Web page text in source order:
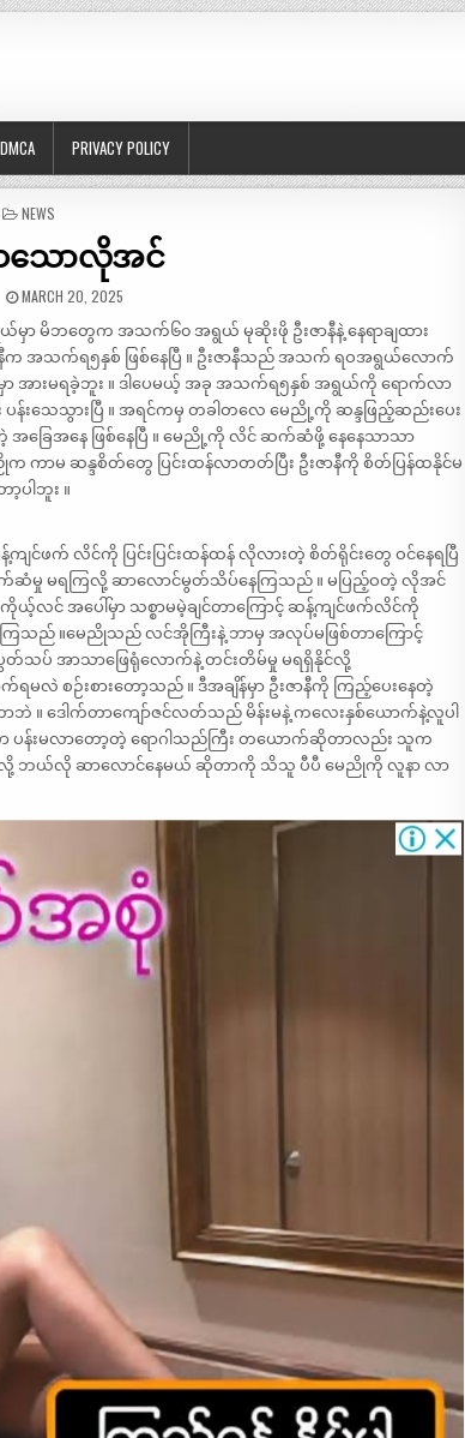
DMCA PRIVACY POLICY
POSTED
NEWS
သောလိုအင်
MARCH 20, 2025
မိဘတွေက အသက်၆၀ အရွယ် မုဆိုးဖို ဦးဇာနီနဲ့ နေရာချထား
အသက်ရ၅နှစ် ဖြစ်နေပြီ ။ ဦးဇာနီသည် အသက် ရဝအရွယ်လောက်
ာ အားမရခဲ့ဘူး ။ ဒါပေမယ့် အခု အသက်ရ၅နှစ် အရွယ်ကို ရောက်လာ
န်းသေသွားပြီ ။ အရင်ကမှ တခါတလေ မေညို့ကို ဆန္ဒဖြည့်ဆည်းပေး
ခြေအနေ ဖြစ်နေပြီ ။ မေညို့ကို လိင် ဆက်ဆံဖို့ နေနေသာသာ
မ ဆန္ဒစိတ်တွေ ပြင်းထန်လာတတ်ပြီး ဦးဇာနီကို စိတ်ပြန်ထနိုင်မ
ပါဘူး ။
ဖက် လိင်ကို ပြင်းပြင်းထန်ထန် လိုလားတဲ့ စိတ်ရိုင်းတွေ ဝင်နေရပြီ
ဆံမှု မရကြလို့ ဆာလောင်မွတ်သိပ်နေကြသည် ။ မပြည့်ဝတဲ့ လိုအင်
လင် အပေါ်မှာ သစ္စာမမဲ့ချင်တာကြောင့် ဆန့်ကျင်ဖက်လိင်ကို
သည် ။မေညိုသည် လင်အိုကြီးနဲ့ ဘာမှ အလုပ်မဖြစ်တာကြောင့်
ပ် အာသာဖြေရုံလောက်နဲ့ တင်းတိမ်မှု မရရှိနိုင်လို့
ရမလဲ စဉ်းစားတော့သည် ။ ဒီအချိန်မှာ ဦးဇာနီကို ကြည့်ပေးနေတဲ့
။ ဒေါက်တာကျော်ဇင်လတ်သည် မိန်းမနဲ့ ကလေးနှစ်ယောက်နဲ့လူပါ
ာ ပန်းမလာတော့တဲ့ ရောဂါသည်ကြီး တယောက်ဆိုတာလည်း သူက
ဘယ်လို ဆာလောင်နေမယ် ဆိုတာကို သိသူ ပီပီ မေညိုကို လူနာ လာ